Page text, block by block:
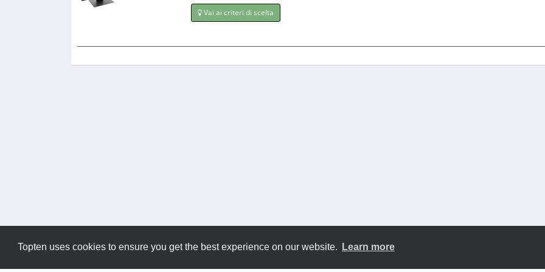
Topten uses cookies to ensure you get the best experience on our website. Learn more
Vai ai criteri di scelta